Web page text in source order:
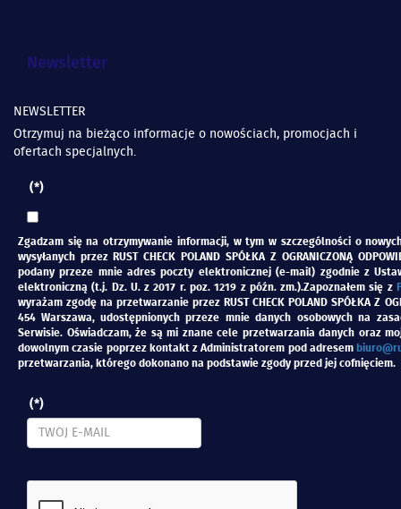
Newsletter
NEWSLETTER
Otrzymuj na bieżąco informacje o nowościach, promocjach i
ofertach specjalnych.
(*)
Zgadzam się na otrzymywanie informacji, w tym w szczególności o
wysyłanych przez RUST CHECK POLAND SPÓŁKA Z OGRANICZONĄ
podany przeze mnie adres poczty elektronicznej (e-mail) zgodnie z
elektroniczną (t.j. Dz. U. z 2017 r. poz. 1219 z późn. zm.).Zapoznałem się z
wyrażam zgodę na przetwarzanie przez RUST CHECK POLAND SPÓŁKA Z
454 Warszawa, udostępnionych przeze mnie danych osobowych na
Serwisie. Oświadczam, że są mi znane cele przetwarzania danych oraz
dowolnym czasie poprzez kontakt z Administratorem pod adresem
przetwarzania, którego dokonano na podstawie zgody przed jej cofnięciem.
(*)